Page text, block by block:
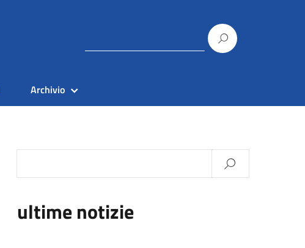
Archivio
ultime notizie